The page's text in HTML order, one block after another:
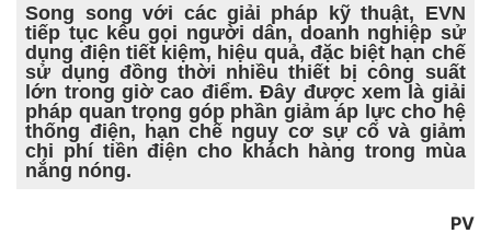
Song song với các giải pháp kỹ thuật, EVN
tiếp tục kêu gọi người dân, doanh nghiệp sử
dụng điện tiết kiệm, hiệu quả, đặc biệt hạn chế
sử dụng đồng thời nhiều thiết bị công suất
lớn trong giờ cao điểm. Đây được xem là giải
pháp quan trọng góp phần giảm áp lực cho hệ
thống điện, hạn chế nguy cơ sự cố và giảm
chi phí tiền điện cho khách hàng trong mùa
nắng nóng.
PV